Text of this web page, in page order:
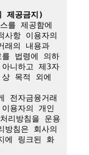
제공금지)
를 제공함에
사항 이용자의
래의 내용과
법령에 의하
니하고 제3자
목적 외에
전자금융거래
용자의 개인
리방침을 운용
방침은 회사의
에 링크된 화